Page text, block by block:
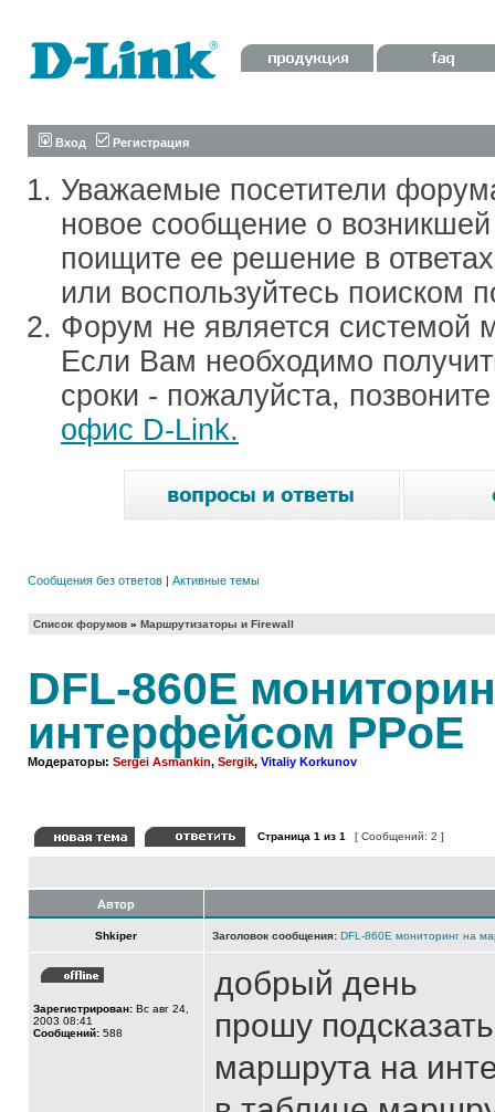
Вход Регистрация
Уважаемые посетители
новое сообщение о
поищите ее решение в
или воспользуйтесь поиском
Форум не является системой
Если Вам необходимо
сроки - пожалуйста,
офис D-Link.
Сообщения без ответов | Активные темы
Список форумов » Маршрутизаторы и Firewall
DFL-860Е
интерфейсом PPoE
Модераторы: Sergei Asmankin, Sergik, Vitaliy Korkunov
Страница 1 из 1 [ Сообщений: 2 ]
Автор
Shkiper Заголовок сообщения: DFL-860Е мониторинг на
Зарегистрирован: Вс авг 24,
2003 08:41
Сообщений: 588
добрый день
прошу
маршрута на